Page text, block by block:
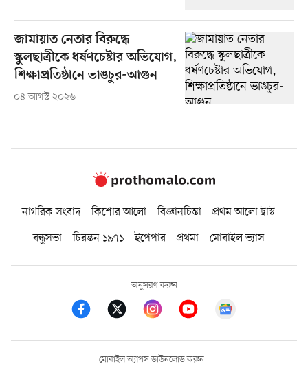
জামায়াত নেতার বিরুদ্ধে
স্কুলছাত্রীকে ধর্ষণচেষ্টার অভিযোগ,
শিক্ষাপ্রতিষ্ঠানে ভাঙচুর-আগুন
০৪ আগস্ট ২০২৬
নাগরিক সংবাদ কিশোর আলো বিজ্ঞানচিন্তা
প্রথম আলো ট্রাস্ট
বন্ধুসভা
চিরন্তন ১৯৭১ ইপেপার প্রথমা মোবাইল ভ্যাস
অনুসরণ করুন
মোবাইল অ্যাপস ডাউনলোড করুন